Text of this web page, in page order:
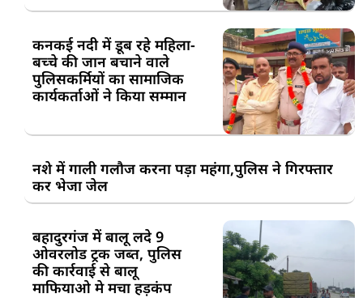
कनकई नदी में डूब रहे महिला-
बच्चे की जान बचाने वाले
पुलिसकर्मियों का सामाजिक
कार्यकर्ताओं ने किया सम्मान
नशे में गाली गलौज करना पड़ा महंगा,पुलिस ने गिरफ्तार
कर भेजा जेल
बहादुरगंज में बालू लदे 9
ओवरलोड ट्रक जब्त, पुलिस
की कार्रवाई से बालू
माफियाओ मे मचा हड़कंप